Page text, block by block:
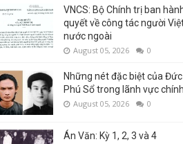
VNCS: Bộ Chính trị ban
quyết về công tác người
nước ngoài
August 05, 2026 0
Những nét đặc biệt của
Phú Sổ trong lãnh vực
August 05, 2026 0
Án Văn: Kỳ 1, 2, 3 và 4